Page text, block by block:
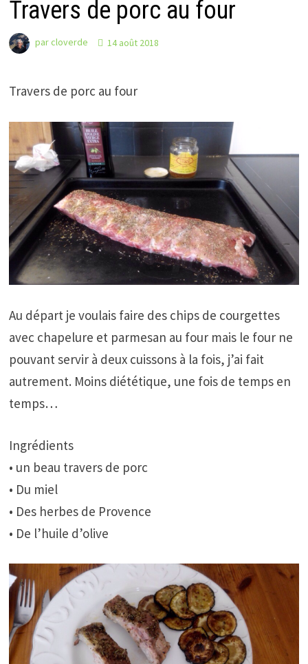
Travers de porc au four
parcloverde 14 août 2018
Travers de porc au four
Au départ je voulais faire des chips de courgettes
avec chapelure et parmesan au four mais le four ne
pouvant servir à deux cuissons à la fois, j’ai fait
autrement. Moins diététique, une fois de temps en
temps…
Ingrédients
• un beau travers de porc
• Du miel
• Des herbes de Provence
• De l’huile d’olive